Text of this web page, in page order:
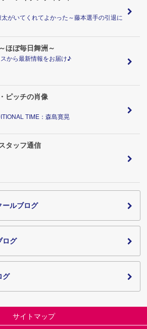
がいてくれてよかった～藤本選手の引退に
ほぼ毎日舞洲～
から最新情報をお届け♪
ピッチの肖像
TIME：森島寛晃
タッフ通信
ールブログ
ログ
グ
サイトマップ